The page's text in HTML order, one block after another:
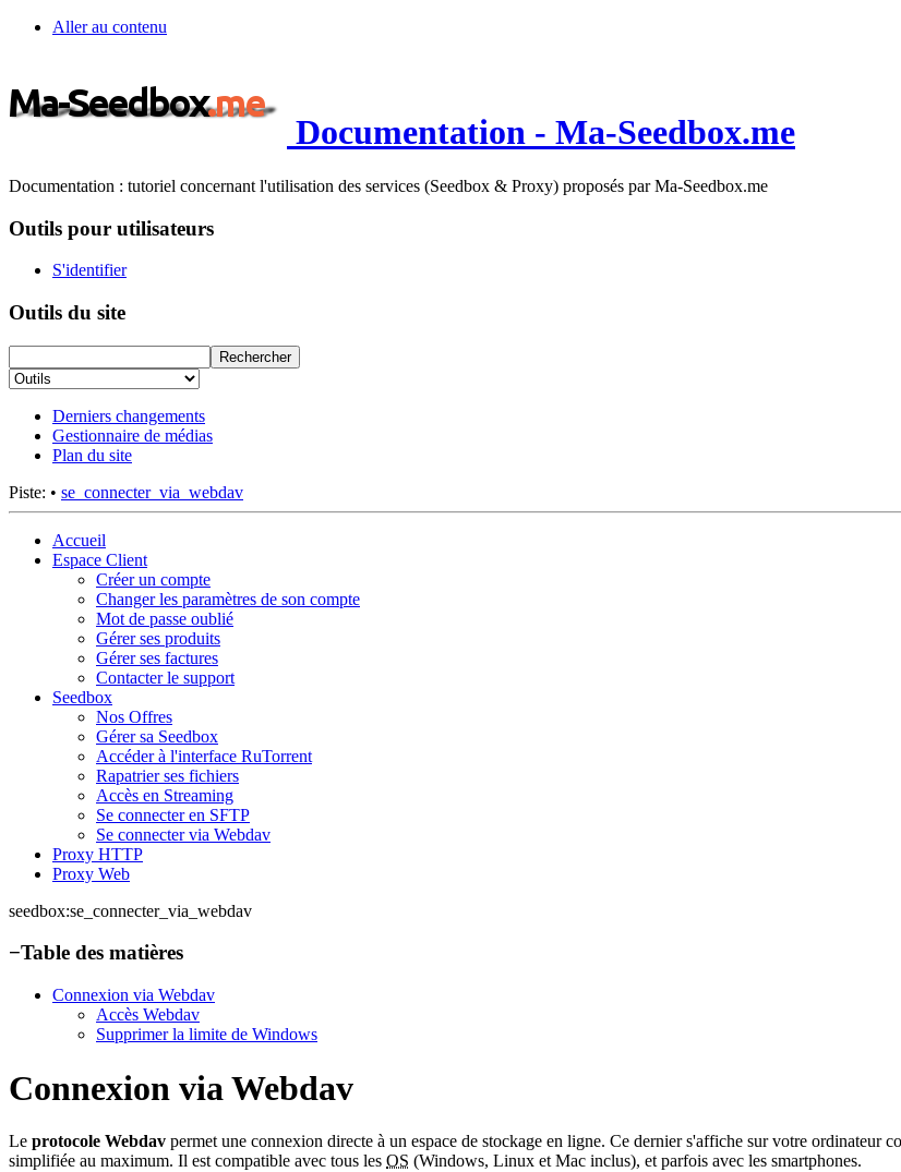
Aller au contenu
Documentation - Ma-Seedbox.me
Documentation : tutoriel concernant l'utilisation des services (Seedbox & Proxy) proposés par Ma-Seedbox.me
Outils pour utilisateurs
S'identifier
Outils du site
Derniers changements
Gestionnaire de médias
Plan du site
Piste: • se_connecter_via_webdav
Accueil
Espace Client
Créer un compte
Changer les paramètres de son compte
Mot de passe oublié
Gérer ses produits
Gérer ses factures
Contacter le support
Seedbox
Nos Offres
Gérer sa Seedbox
Accéder à l'interface RuTorrent
Rapatrier ses fichiers
Accès en Streaming
Se connecter en SFTP
Se connecter via Webdav
Proxy HTTP
Proxy Web
seedbox:se_connecter_via_webdav
−Table des matières
Connexion via Webdav
Accès Webdav
Supprimer la limite de Windows
Connexion via Webdav
Le protocole Webdav permet une connexion directe à un espace de stockage en ligne. Ce dernier s'affiche sur votre ordinateur
simplifiée au maximum. Il est compatible avec tous les OS (Windows, Linux et Mac inclus), et parfois avec les smartphones.